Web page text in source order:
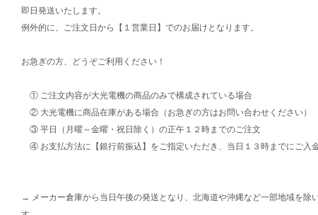
即日発送いたします。
例外的に、ご注文日から【１営業日】でのお届けとなります。
お急ぎの方、どうぞご利用ください！
① ご注文内容が大光電機の商品のみで構成されている場合
② 大光電機に商品在庫がある場合（お急ぎの方はお問い合わせください）
③ 平日（月曜～金曜・祝日除く）の正午１２時までのご注文
④ お支払方法に【銀行前振込】をご指定いただき、当日１３時までにご入
→ メーカー倉庫から当日午後の発送となり、北海道や沖縄など一部地域を除